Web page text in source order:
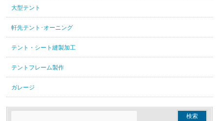
大型テント
軒先テント･オーニング
テント・シート縫製加工
テントフレーム製作
ガレージ